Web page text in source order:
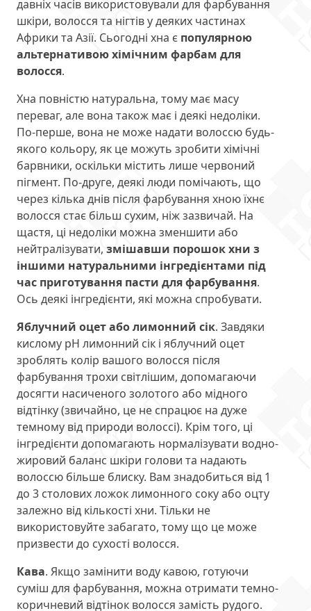
давніх часів використовували для фарбування
шкіри, волосся та нігтів у деяких частинах
Африки та Азії. Сьогодні хна є популярною
альтернативою хімічним фарбам для
волосся.
Хна повністю натуральна, тому має масу
переваг, але вона також має і деякі недоліки.
По-перше, вона не може надати волоссю будь-
якого кольору, як це можуть зробити хімічні
барвники, оскільки містить лише червоний
пігмент. По-друге, деякі люди помічають, що
через кілька днів після фарбування хною їхнє
волосся стає більш сухим, ніж зазвичай. На
щастя, ці недоліки можна зменшити або
нейтралізувати, змішавши порошок хни з
іншими натуральними інгредієнтами під
час приготування пасти для фарбування.
Ось деякі інгредієнти, які можна спробувати.
Яблучний оцет або лимонний сік. Завдяки
кислому рН лимонний сік і яблучний оцет
зроблять колір вашого волосся після
фарбування трохи світлішим, допомагаючи
досягти насиченого золотого або мідного
відтінку (звичайно, це не спрацює на дуже
темному від природи волоссі). Крім того, ці
інгредієнти допомагають нормалізувати водно-
жировий баланс шкіри голови та надають
волоссю більше блиску. Вам знадобиться від 1
до 3 столових ложок лимонного соку або оцту
залежно від кількості хни. Тільки не
використовуйте забагато, тому що це може
призвести до сухості волосся.
Кава. Якщо замінити воду кавою, готуючи
суміш для фарбування, можна отримати темно-
коричневий відтінок волосся замість рудого.